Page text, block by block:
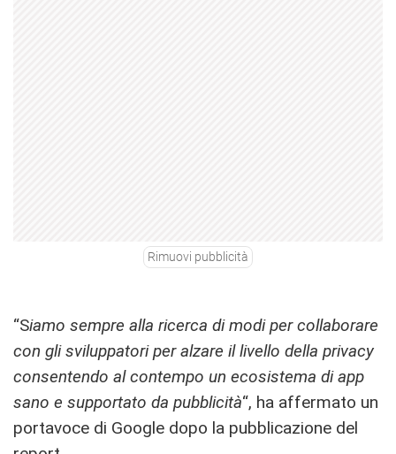
Rimuovi pubblicità
“Siamo sempre alla ricerca di modi per collaborare
con gli sviluppatori per alzare il livello della privacy
consentendo al contempo un ecosistema di app
sano e supportato da pubblicità“, ha affermato un
portavoce di Google dopo la pubblicazione del